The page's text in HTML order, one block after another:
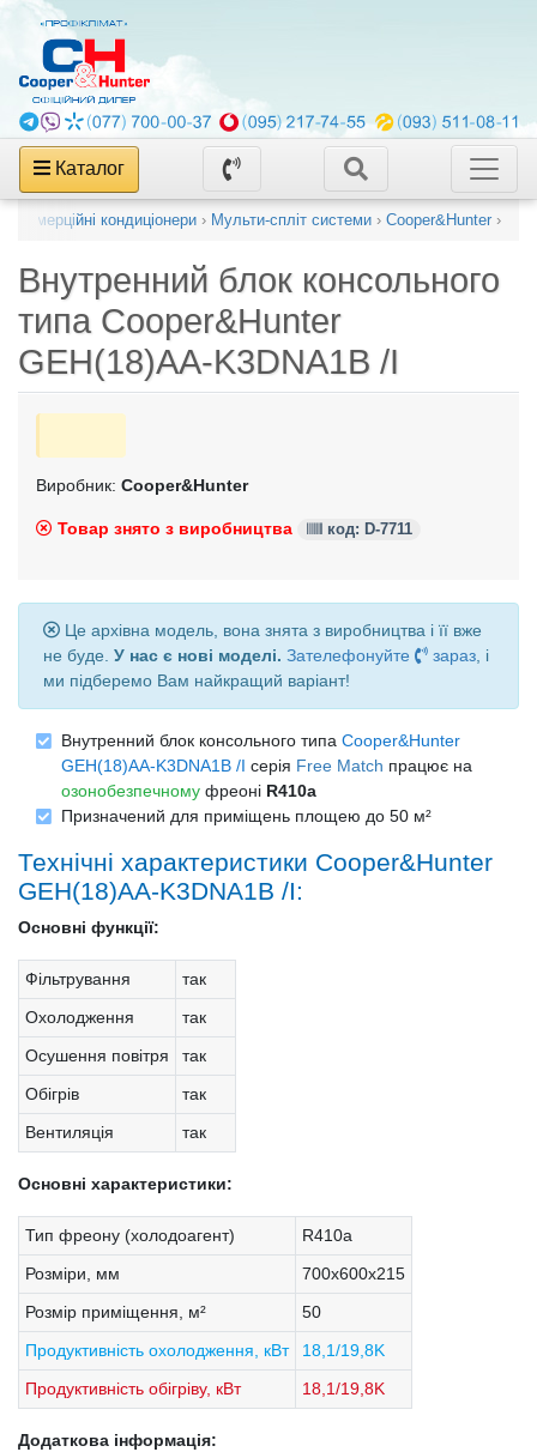
Каталог
Комерційні кондиціонери › Мульти-спліт системи › Cooper&Hunter ›
Внутренний блок консольного
типа Cooper&Hunter
GEH(18)AA-K3DNA1B /I
Виробник: Cooper&Hunter
Товар знято з виробництва код: D-7711
Це архівна модель, вона знята з виробництва і її вже
не буде. У нас є нові моделі. Зателефонуйте зараз, і
ми підберемо Вам найкращий варіант!
Внутренний блок консольного типа Cooper&Hunter
GEH(18)AA-K3DNA1B /I серія Free Match працює на
озонобезпечному фреоні R410a
Призначений для приміщень площею до 50 м²
Технічні характеристики Cooper&Hunter
GEH(18)AA-K3DNA1B /I:
Основні функції:
Фільтрування
так
Охолодження
так
Осушення повітря
так
Обігрів
так
Вентиляція
так
Основні характеристики:
Тип фреону (холодоагент)
R410a
Розміри, мм
700х600х215
Розмір приміщення, м²
50
Продуктивність охолодження, кВт
18,1/19,8K
Продуктивність обігріву, кВт
18,1/19,8K
Додаткова інформація: